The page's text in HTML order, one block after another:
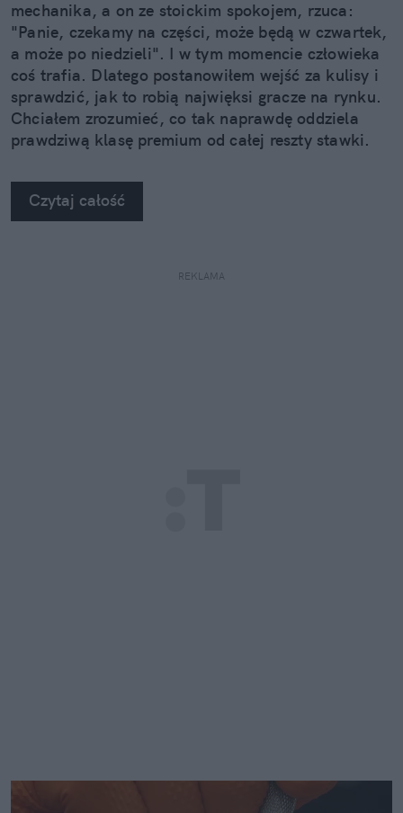
mechanika, a on ze stoickim spokojem, rzuca:
"Panie, czekamy na części, może będą w czwartek,
a może po niedzieli". I w tym momencie człowieka
coś trafia. Dlatego postanowiłem wejść za kulisy i
sprawdzić, jak to robią najwięksi gracze na rynku.
Chciałem zrozumieć, co tak naprawdę oddziela
prawdziwą klasę premium od całej reszty stawki.
się za głowę.
Czytaj całość
REKLAMA